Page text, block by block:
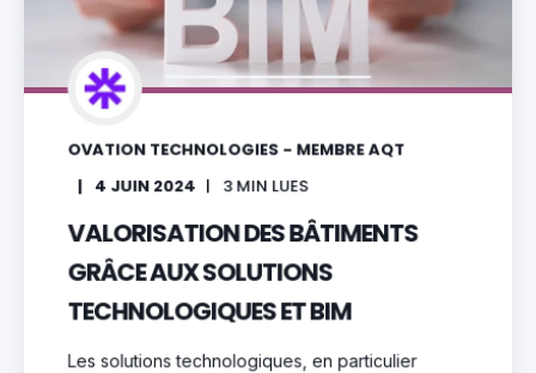
OVATION TECHNOLOGIES - MEMBRE AQT
4 JUIN 2024
3MIN LUES
VALORISATION DES BÂTIMENTS
GRÂCE AUX SOLUTIONS
TECHNOLOGIQUES ET BIM
Les solutions technologiques, en particulier